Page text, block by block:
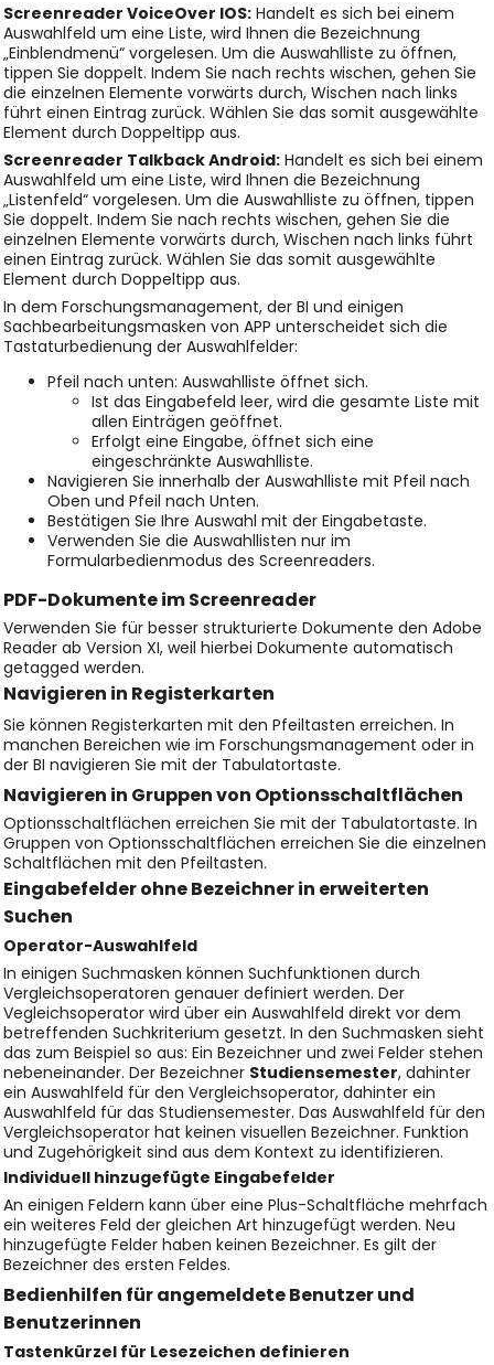
Screenreader VoiceOver IOS: Handelt es sich bei einem
Auswahlfeld um eine Liste, wird Ihnen die Bezeichnung
„Einblendmenü“ vorgelesen. Um die Auswahlliste zu öffnen,
tippen Sie doppelt. Indem Sie nach rechts wischen, gehen Sie
die einzelnen Elemente vorwärts durch, Wischen nach links
führt einen Eintrag zurück. Wählen Sie das somit ausgewählte
Element durch Doppeltipp aus.
Screenreader Talkback Android: Handelt es sich bei einem
Auswahlfeld um eine Liste, wird Ihnen die Bezeichnung
„Listenfeld“ vorgelesen. Um die Auswahlliste zu öffnen, tippen
Sie doppelt. Indem Sie nach rechts wischen, gehen Sie die
einzelnen Elemente vorwärts durch, Wischen nach links führt
einen Eintrag zurück. Wählen Sie das somit ausgewählte
Element durch Doppeltipp aus.
In dem Forschungsmanagement, der BI und einigen
Sachbearbeitungsmasken von APP unterscheidet sich die
Tastaturbedienung der Auswahlfelder:
Pfeil nach unten: Auswahlliste öffnet sich.
Ist das Eingabefeld leer, wird die gesamte Liste mit
allen Einträgen geöffnet.
Erfolgt eine Eingabe, öffnet sich eine
eingeschränkte Auswahlliste.
Navigieren Sie innerhalb der Auswahlliste mit Pfeil nach
Oben und Pfeil nach Unten.
Bestätigen Sie Ihre Auswahl mit der Eingabetaste.
Verwenden Sie die Auswahllisten nur im
Formularbedienmodus des Screenreaders.
PDF-Dokumente im Screenreader
Verwenden Sie für besser strukturierte Dokumente den Adobe
Reader ab Version XI, weil hierbei Dokumente automatisch
getagged werden.
Navigieren in Registerkarten
Sie können Registerkarten mit den Pfeiltasten erreichen. In
manchen Bereichen wie im Forschungsmanagement oder in
der BI navigieren Sie mit der Tabulatortaste.
Navigieren in Gruppen von Optionsschaltflächen
Optionsschaltflächen erreichen Sie mit der Tabulatortaste. In
Gruppen von Optionsschaltflächen erreichen Sie die einzelnen
Schaltflächen mit den Pfeiltasten.
Eingabefelder ohne Bezeichner in erweiterten
Suchen
Operator-Auswahlfeld
In einigen Suchmasken können Suchfunktionen durch
Vergleichsoperatoren genauer definiert werden. Der
Vegleichsoperator wird über ein Auswahlfeld direkt vor dem
betreffenden Suchkriterium gesetzt. In den Suchmasken sieht
das zum Beispiel so aus: Ein Bezeichner und zwei Felder stehen
nebeneinander. Der Bezeichner Studiensemester, dahinter
ein Auswahlfeld für den Vergleichsoperator, dahinter ein
Auswahlfeld für das Studiensemester. Das Auswahlfeld für den
Vergleichsoperator hat keinen visuellen Bezeichner. Funktion
und Zugehörigkeit sind aus dem Kontext zu identifizieren.
Individuell hinzugefügte Eingabefelder
An einigen Feldern kann über eine Plus-Schaltfläche mehrfach
ein weiteres Feld der gleichen Art hinzugefügt werden. Neu
hinzugefügte Felder haben keinen Bezeichner. Es gilt der
Bezeichner des ersten Feldes.
Bedienhilfen für angemeldete Benutzer und
Benutzerinnen
Tastenkürzel für Lesezeichen definieren